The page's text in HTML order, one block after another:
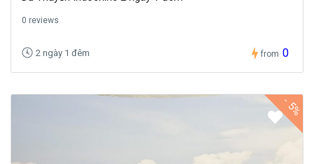
0 reviews
2 ngày 1 đêm from 0
-5%